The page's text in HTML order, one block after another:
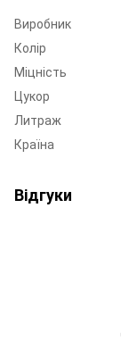
Виробник
Колір
Міцність
Цукор
Литраж
Країна
Відгуки